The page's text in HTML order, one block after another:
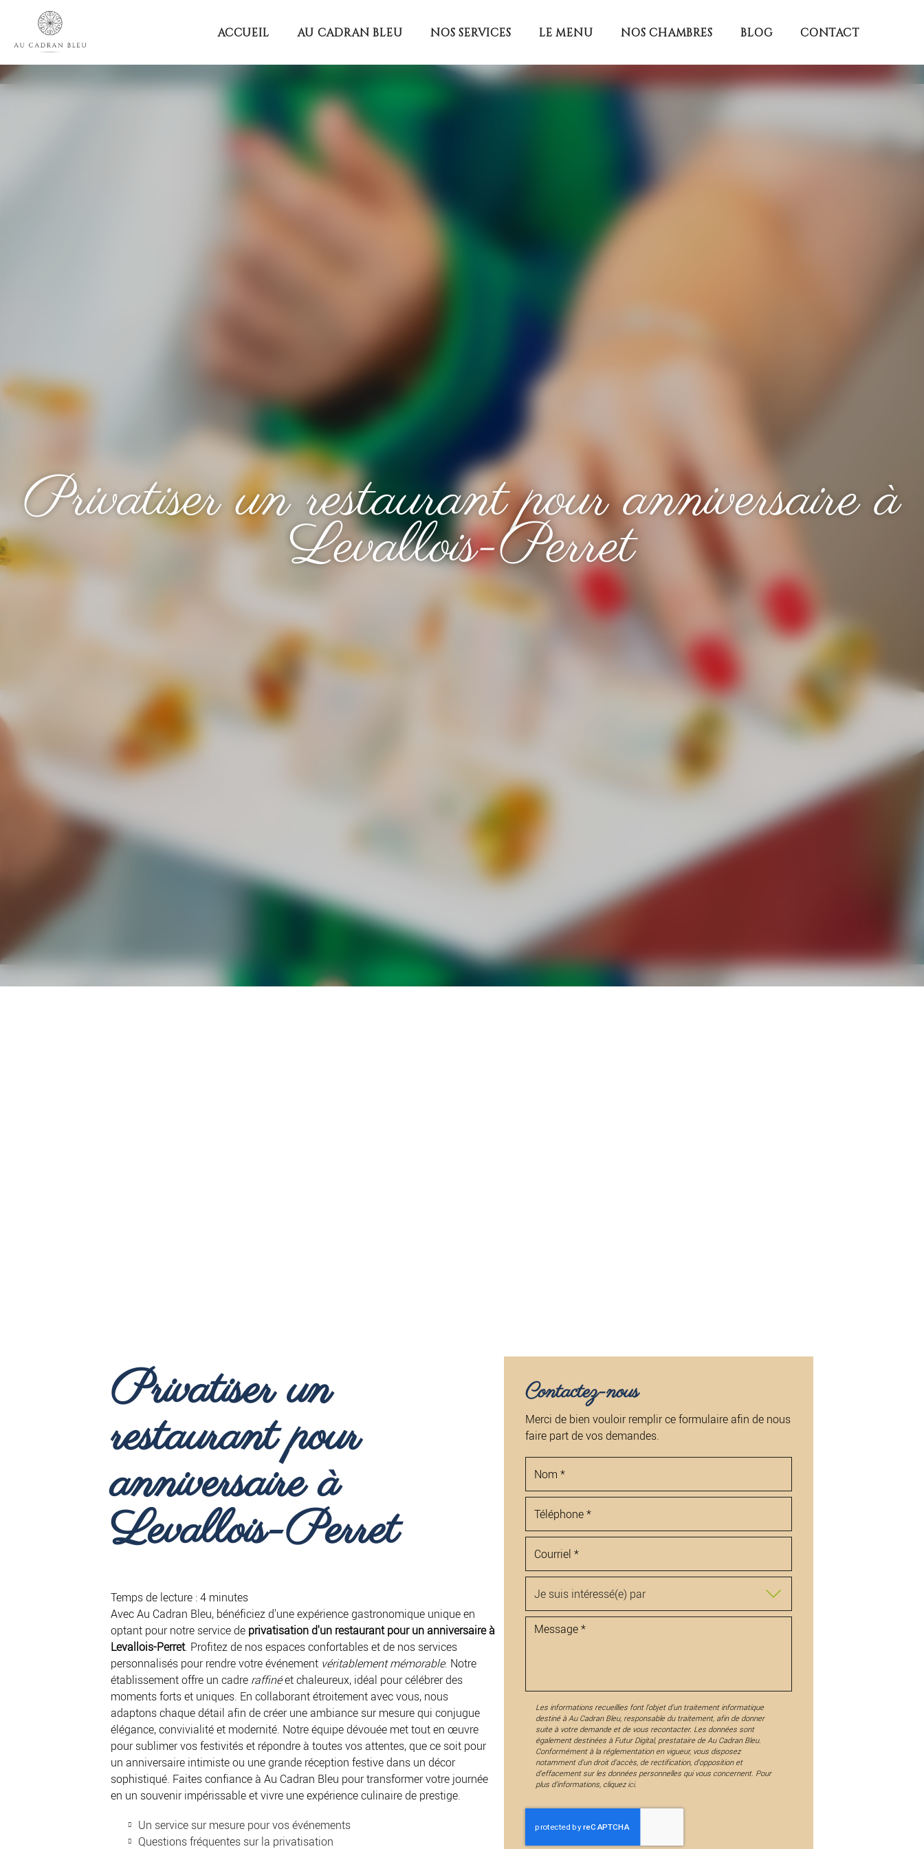
ACCUEIL AU CADRAN BLEU NOS SERVICES LE MENU NOS CHAMBRES BLOG CONTACT
Privatiser un restaurant pour anniversaire à
Levallois-Perret
Privatiser un
restaurant pour
anniversaire à
Levallois-Perret
Temps de lecture : 4 minutes
Avec Au Cadran Bleu, bénéficiez d'une expérience gastronomique unique en
optant pour notre service de privatisation d'un restaurant pour un anniversaire à
Levallois-Perret. Profitez de nos espaces confortables et de nos services
personnalisés pour rendre votre événement véritablement mémorable. Notre
établissement offre un cadre raffinéet chaleureux, idéal pour célébrer des
moments forts et uniques. En collaborant étroitement avec vous, nous
adaptons chaque détail afin de créer une ambiance sur mesure qui conjugue
élégance, convivialité et modernité. Notre équipe dévouée met tout en œuvre
pour sublimer vos festivités et répondre à toutes vos attentes, que ce soit pour
un anniversaire intimiste ou une grande réception festive dans un décor
sophistiqué. Faites confiance à Au Cadran Bleu pour transformer votre journée
en un souvenir impérissable et vivre une expérience culinaire de prestige.
Un service sur mesure pour vos événements
Questions fréquentes sur la privatisation
Contactez-nous
Merci de bien vouloir remplir ce formulaire afin de nous
faire part de vos demandes.
Les informations recueillies font l’objet d’un traitement informatique
destiné àAu Cadran Bleu, responsable du traitement, afin de donner
suite à votre demande et de vous recontacter. Les données sont
également destinées à Futur Digital, prestataire de Au Cadran Bleu.
Conformément à la réglementation en vigueur, vous disposez
notamment d'un droit d'accès, de rectification, d'opposition et
d'effacement sur les données personnelles qui vous concernent. Pour
plus d’informations, cliquez ici.